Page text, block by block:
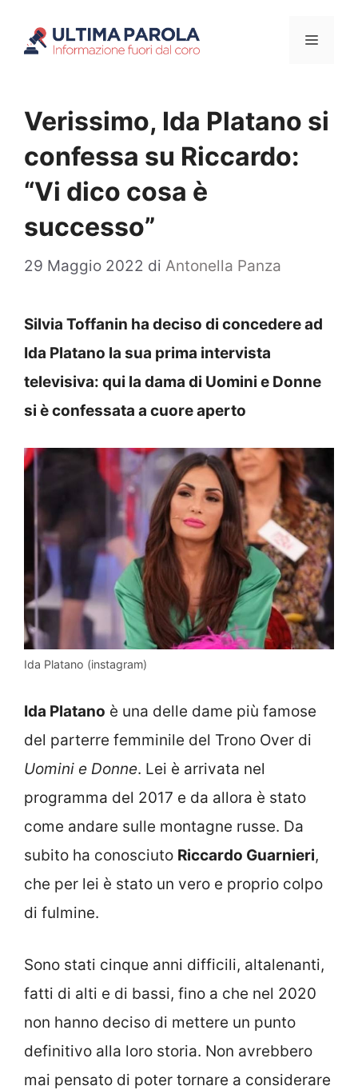
Menu
Verissimo, Ida Platano si
confessa su Riccardo:
“Vi dico cosa è
successo”
29 Maggio 2022 di Antonella Panza
Silvia Toffanin ha deciso di concedere ad
Ida Platano la sua prima intervista
televisiva: qui la dama di Uomini e Donne
si è confessata a cuore aperto
Ida Platano (instagram)
Ida Platano è una delle dame più famose
del parterre femminile del Trono Over di
Uomini e Donne. Lei è arrivata nel
programma del 2017 e da allora è stato
come andare sulle montagne russe. Da
subito ha conosciuto Riccardo Guarnieri,
che per lei è stato un vero e proprio colpo
di fulmine.
Sono stati cinque anni difficili, altalenanti,
fatti di alti e di bassi, fino a che nel 2020
non hanno deciso di mettere un punto
definitivo alla loro storia. Non avrebbero
mai pensato di poter tornare a considerare